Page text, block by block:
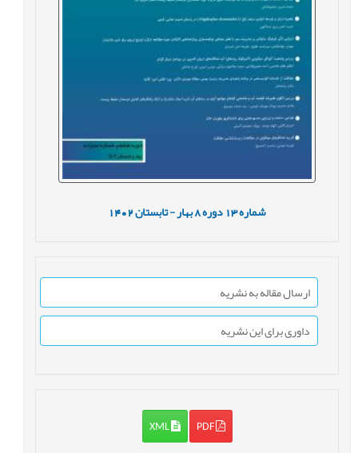
شماره13 دوره8 بهار - تابستان1402
ارسال مقاله به نشریه
داوری برای این نشریه
PDF
XML